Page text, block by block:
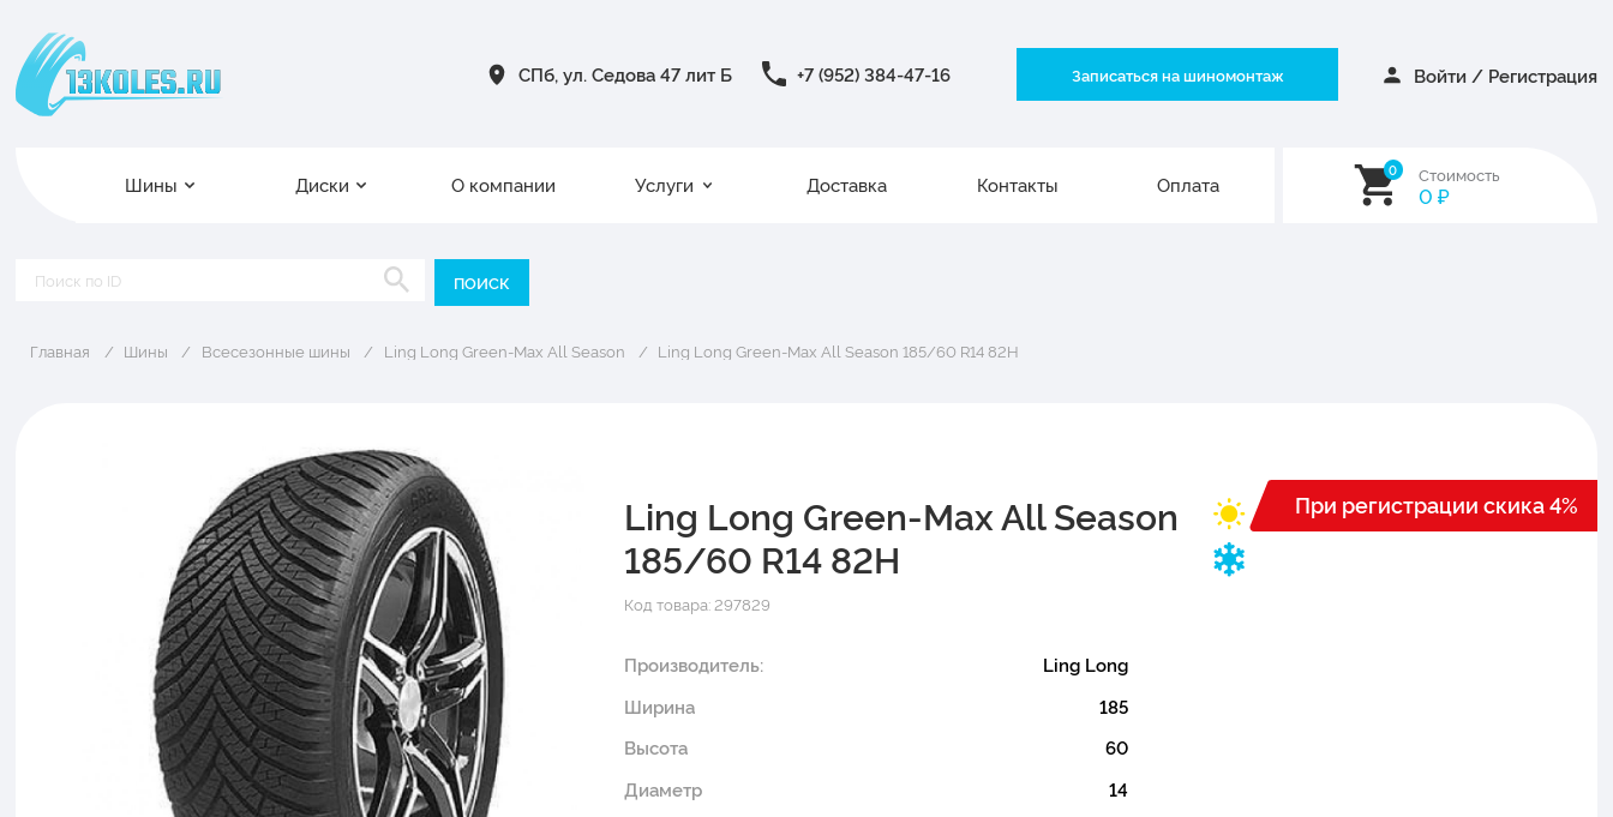
СПб, ул. Седова 47 лит Б +7 (952) 384-47-16 Записаться на шиномонтаж Войти / Регистрация
Шины Диски О компании Услуги Доставка Контакты Оплата
0 Стоимость
0 ₽
Главная Шины Всесезонные шины Ling Long Green-Max All Season Ling Long Green-Max All Season 185/60 R14 82H
Ling Long Green-Max All Season
185/60 R14 82H
Код товара: 297829
Производитель:
Ling Long
Ширина
185
Высота
60
Диаметр
14
При регистрации скика 4%